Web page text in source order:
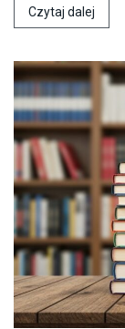
Czytaj dalej